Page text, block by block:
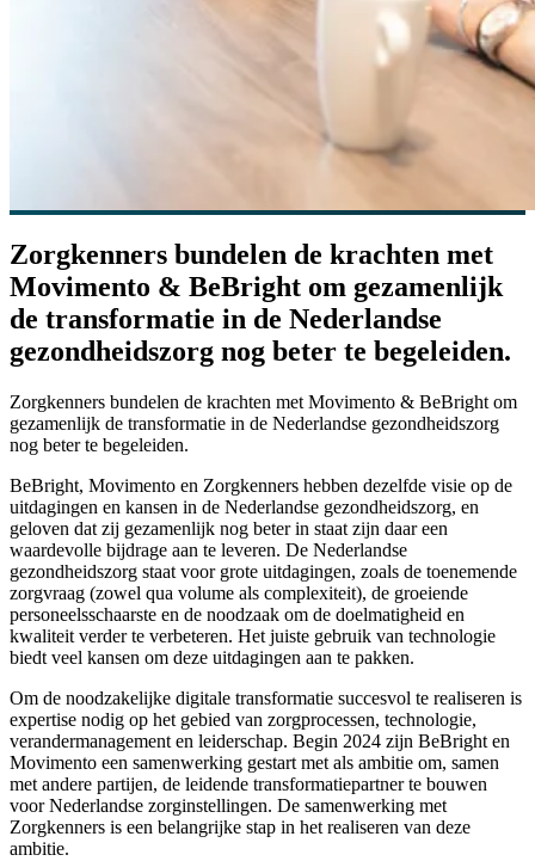
Zorgkenners bundelen de krachten met
Movimento & BeBright om gezamenlijk
de transformatie in de Nederlandse
gezondheidszorg nog beter te begeleiden.
Zorgkenners bundelen de krachten met Movimento & BeBright om
gezamenlijk de transformatie in de Nederlandse gezondheidszorg
nog beter te begeleiden.
BeBright, Movimento en Zorgkenners hebben dezelfde visie op de
uitdagingen en kansen in de Nederlandse gezondheidszorg, en
geloven dat zij gezamenlijk nog beter in staat zijn daar een
waardevolle bijdrage aan te leveren. De Nederlandse
gezondheidszorg staat voor grote uitdagingen, zoals de toenemende
zorgvraag (zowel qua volume als complexiteit), de groeiende
personeelsschaarste en de noodzaak om de doelmatigheid en
kwaliteit verder te verbeteren. Het juiste gebruik van technologie
biedt veel kansen om deze uitdagingen aan te pakken.
Om de noodzakelijke digitale transformatie succesvol te realiseren is
expertise nodig op het gebied van zorgprocessen, technologie,
verandermanagement en leiderschap. Begin 2024 zijn BeBright en
Movimento een samenwerking gestart met als ambitie om, samen
met andere partijen, de leidende transformatiepartner te bouwen
voor Nederlandse zorginstellingen. De samenwerking met
Zorgkenners is een belangrijke stap in het realiseren van deze
ambitie.